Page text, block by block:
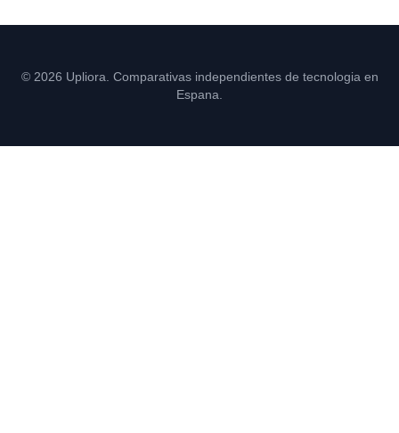
© 2026 Upliora. Comparativas independientes de tecnologia en
Espana.